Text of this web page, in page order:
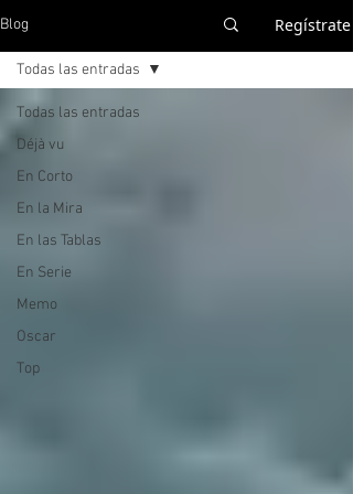
Blog Regístrate
Todas las entradas
Déjà vu
En Corto
En la Mira
En las Tablas
En Serie
Memo
Oscar
Top
Todas las entradas